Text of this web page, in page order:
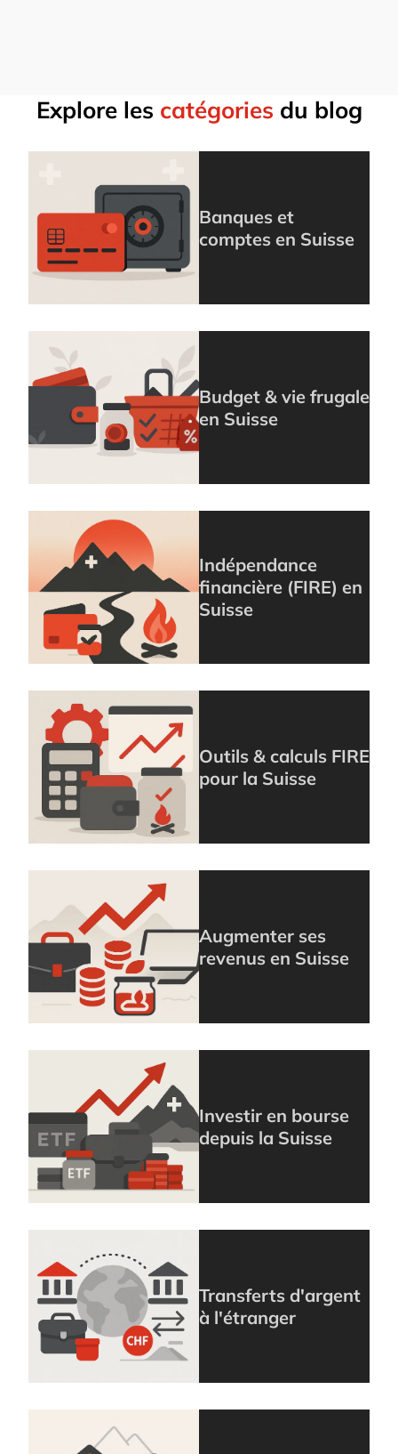
Explore les catégories du blog
Banques et
comptes en Suisse
Budget & vie frugale
en Suisse
Indépendance
financière (FIRE) en
Suisse
Outils & calculs FIRE
pour la Suisse
Augmenter ses
revenus en Suisse
Investir en bourse
depuis la Suisse
Transferts d'argent
à l'étranger